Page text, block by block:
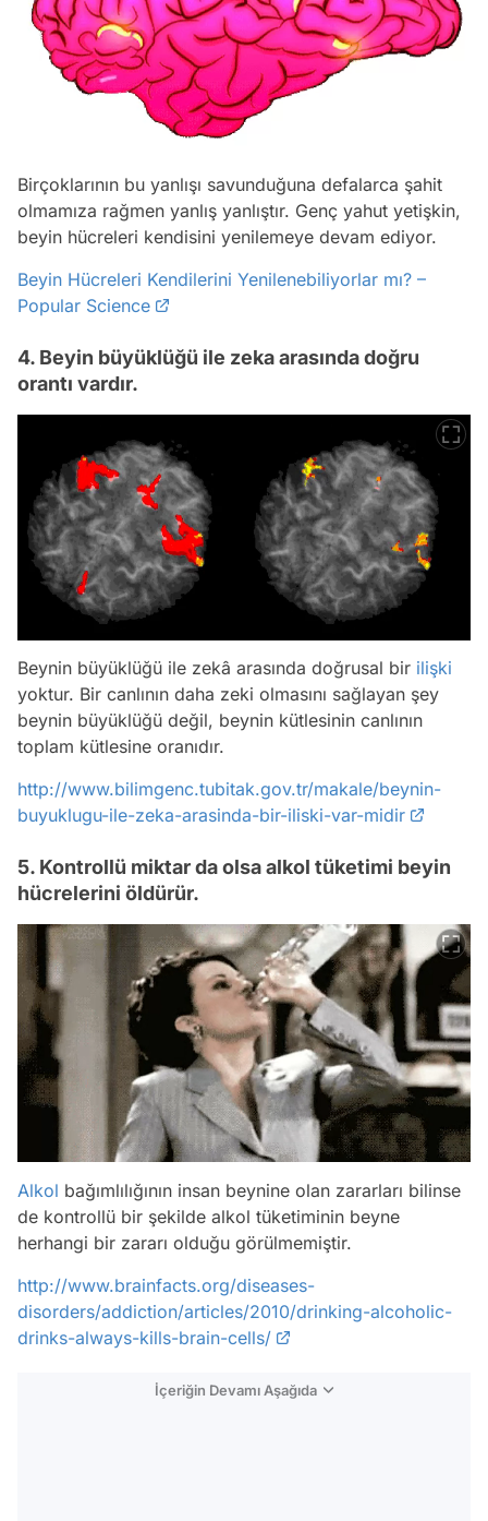
Birçoklarının bu yanlışı savunduğuna defalarca şahit
olmamıza rağmen yanlış yanlıştır. Genç yahut yetişkin,
beyin hücreleri kendisini yenilemeye devam ediyor.
Beyin Hücreleri Kendilerini Yenilenebiliyorlar mı? –
Popular Science
4. Beyin büyüklüğü ile zeka arasında doğru
orantı vardır.
Beynin büyüklüğü ile zekâ arasında doğrusal bir ilişki
yoktur. Bir canlının daha zeki olmasını sağlayan şey
beynin büyüklüğü değil, beynin kütlesinin canlının
toplam kütlesine oranıdır.
http://www.bilimgenc.tubitak.gov.tr/makale/beynin-
buyuklugu-ile-zeka-arasinda-bir-iliski-var-midir
5. Kontrollü miktar da olsa alkol tüketimi beyin
hücrelerini öldürür.
Alkol bağımlılığının insan beynine olan zararları bilinse
de kontrollü bir şekilde alkol tüketiminin beyne
herhangi bir zararı olduğu görülmemiştir.
http://www.brainfacts.org/diseases-
disorders/addiction/articles/2010/drinking-alcoholic-
drinks-always-kills-brain-cells/
İçeriğin Devamı Aşağıda